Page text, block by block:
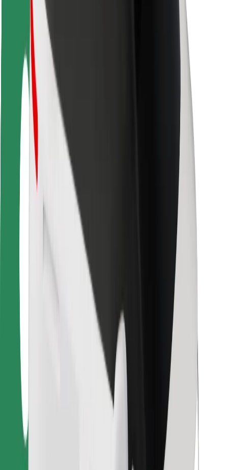
Безпека
Безпека пасажирів
Безпека водіїв
Безпека електросамокатів
Лабораторія безпеки
Міста
Розташування
Міські рішення
Аеропорти
Зарядні станції Bolt
Підтримка
Для пасажирів
Для кур'єрів
Доставка Bolt Food
Для власників автопарків
Для ресторанів
Bolt for Business
Правила та Умови
Завантажити застосунок Bolt